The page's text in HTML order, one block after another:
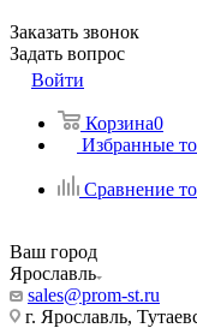
Заказать звонок
Задать вопрос
Войти
Корзина0
Избранные
Сравнение
Ваш город
Ярославль
sales@prom-st.ru
г. Ярославль,